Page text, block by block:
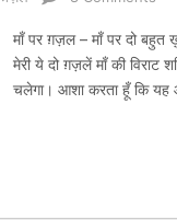
माँ पर ग़ज़ल – माँ पर दो बहुत
मेरी ये दो ग़ज़लें माँ की विराट
चलेगा। आशा करता हूँ कि यह